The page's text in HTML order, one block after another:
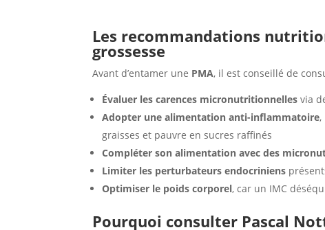
Les recommandations
grossesse
Avant d’entamer une PMA, il est conseillé de
Évaluer les carences micronutritionnelles via
Adopter une alimentation anti-inflammatoire,
graisses et pauvre en sucres raffinés
Compléter son alimentation avec des
Limiter les perturbateurs endocriniens
Optimiser le poids corporel, car un IMC
Pourquoi consulter Pascal